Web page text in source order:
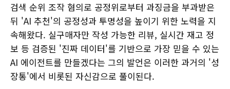
검색 순위 조작 혐의로 공정위로부터 과징금을 부과받은
뒤 'AI 추천'의 공정성과 투명성을 높이기 위한 노력을 지
속해왔다. 실구매자만 작성 가능한 리뷰, 실시간 재고 정
보 등 검증된 '진짜 데이터'를 기반으로 가장 믿을 수 있는
AI 에이전트를 만들겠다는 그의 발언은 이러한 과거의 '성
장통'에서 비롯된 자신감으로 풀이된다.